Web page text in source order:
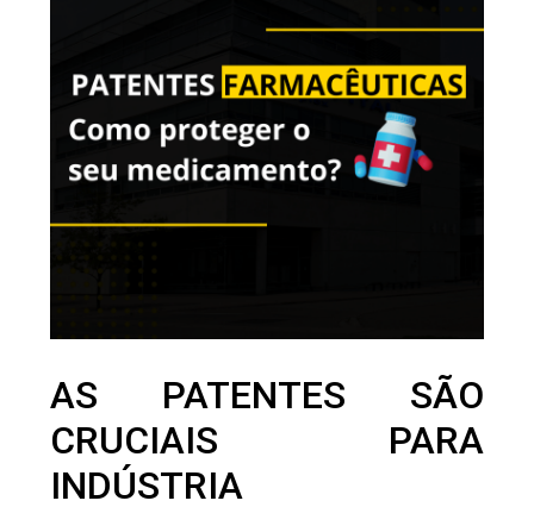
AS PATENTES SÃO
CRUCIAIS PARA
INDÚSTRIA